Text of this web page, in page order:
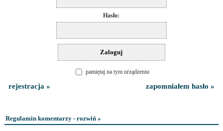
Hasło:
pamiętaj na tym urządzeniu
rejestracja » zapomniałem hasło »
Regulamin komentarzy - rozwiń »